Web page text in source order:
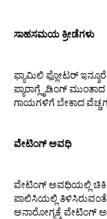
ಸಾಹಸಮಯ ಕ್ರೀಡೆಗಳು
ಫ್ಯಾಮಿಲಿ ಫ್ಲೋಟರ್
ಪ್ಯಾರಾಗ್ಲೈಡಿಂಗ್
ಗಾಯಗಳಿಗೆ ಬೇಕಾದ
ವೇಟಿಂಗ್ ಅವಧಿ
ವೇಟಿಂಗ್ ಅವಧಿಯಲ್ಲಿ
ಪಾಲಿಸಿಯಲ್ಲಿ ತಿಳಿಸಿರುವಂತೆ
ಅನಾರೋಗ್ಯಕ್ಕೆ ವೇಟಿಂಗ್